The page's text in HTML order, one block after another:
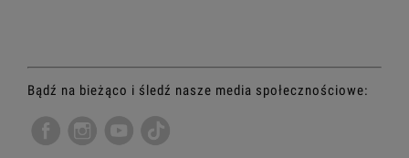
Bądź na bieżąco i śledź nasze media społecznościowe: